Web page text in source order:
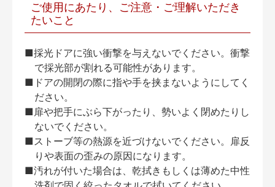
ご使用にあたり、ご注意・ご理解いただき
たいこと
■採光ドアに強い衝撃を与えないでください。衝撃
で採光部が割れる可能性があります。
■ドアの開閉の際に指や手を挟まないようにしてく
ださい。
■扉や把手にぶら下がったり、勢いよく閉めたりし
ないでください。
■ストーブ等の熱源を近づけないでください。扉反
りや表面の歪みの原因になります。
■汚れが付いた場合は、乾拭きもしくは薄めた中性